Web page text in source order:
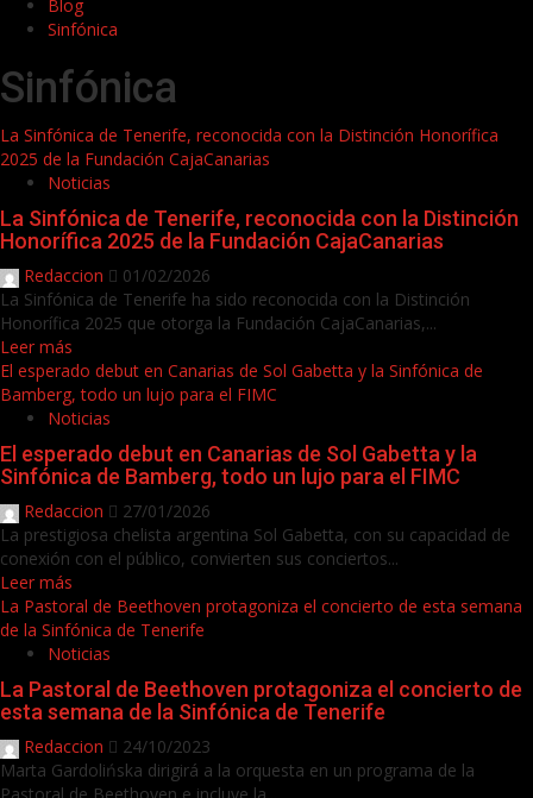
Blog
Sinfónica
Sinfónica
La Sinfónica de Tenerife, reconocida con la Distinción Honorífica
2025 de la Fundación CajaCanarias
Noticias
La Sinfónica de Tenerife, reconocida con la Distinción
Honorífica 2025 de la Fundación CajaCanarias
Redaccion
01/02/2026
La Sinfónica de Tenerife ha sido reconocida con la Distinción
Honorífica 2025 que otorga la Fundación CajaCanarias,...
Leer más
El esperado debut en Canarias de Sol Gabetta y la Sinfónica de
Bamberg, todo un lujo para el FIMC
Noticias
El esperado debut en Canarias de Sol Gabetta y la
Sinfónica de Bamberg, todo un lujo para el FIMC
Redaccion
27/01/2026
La prestigiosa chelista argentina Sol Gabetta, con su capacidad de
conexión con el público, convierten sus conciertos...
Leer más
La Pastoral de Beethoven protagoniza el concierto de esta semana
de la Sinfónica de Tenerife
Noticias
La Pastoral de Beethoven protagoniza el concierto de
esta semana de la Sinfónica de Tenerife
Redaccion
24/10/2023
Marta Gardolińska dirigirá a la orquesta en un programa de la